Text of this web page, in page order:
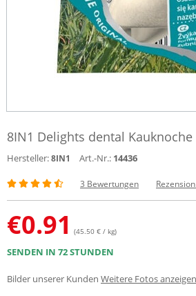
8IN1 Delights dental Kauknoche
Hersteller:8IN1 Art.-Nr.: 14436
3 Bewertungen
€0.91 (45.50 € / kg)
SENDEN IN 72 STUNDEN
Bilder unserer Kunden Weitere Fotos anzeigen